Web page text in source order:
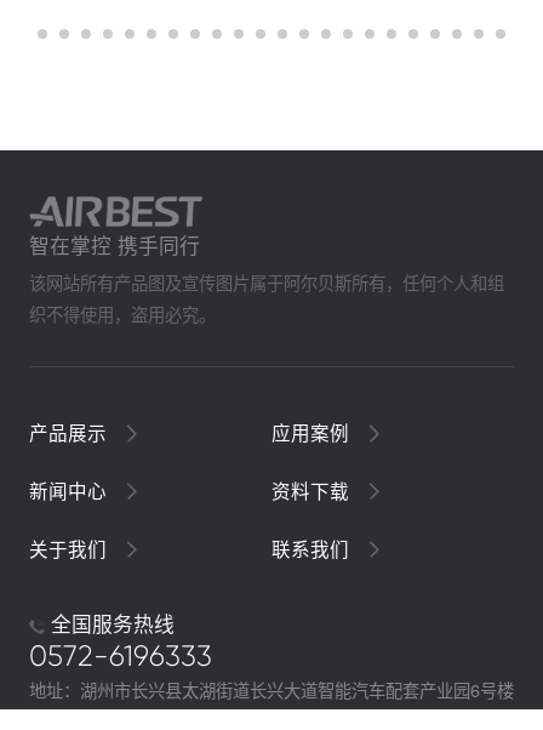
智在掌控 携手同行
该网站所有产品图及宣传图片属于阿尔贝斯所有，任何个人和组
织不得使用，盗用必究。
产品展示 应用案例
新闻中心 资料下载
关于我们 联系我们
全国服务热线
0572-6196333
地址：湖州市长兴县太湖街道长兴大道智能汽车配套产业园6号楼